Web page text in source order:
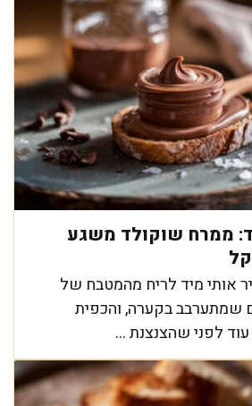
ממרח שוקולד משגע
אותי מיד לריח מהמטבח של
שמתערבב בקערה, והכפית
לפני שהצנצנת ...